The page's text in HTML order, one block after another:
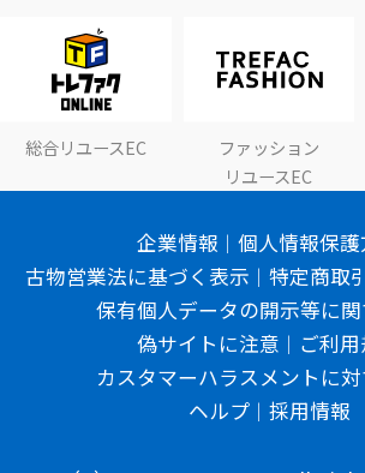
総合リユースEC
ファッション
リユースEC
企業情報
個人情報保
古物営業法に基づく表示
特定商取
保有個人データの開示等に
偽サイトに注意
ご利
カスタマーハラスメントに
ヘルプ
採用情報